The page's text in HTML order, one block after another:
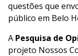
questões que
público em Belo
A Pesquisa de
projeto Nossos